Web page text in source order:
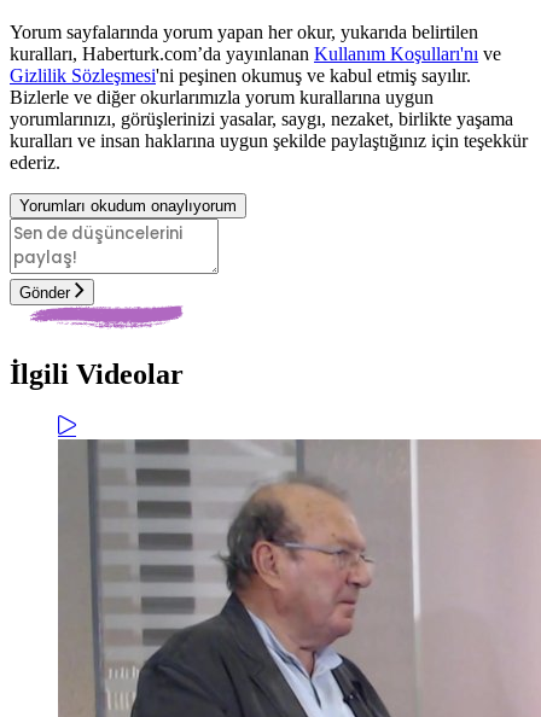
Yorum sayfalarında yorum yapan her okur, yukarıda belirtilen
kuralları, Haberturk.com’da yayınlanan Kullanım Koşulları'nı ve
Gizlilik Sözleşmesi'ni peşinen okumuş ve kabul etmiş sayılır.
Bizlerle ve diğer okurlarımızla yorum kurallarına uygun
yorumlarınızı, görüşlerinizi yasalar, saygı, nezaket, birlikte yaşama
kuralları ve insan haklarına uygun şekilde paylaştığınız için teşekkür
ederiz.
Yorumları okudum onaylıyorum
Gönder
İlgili Videolar